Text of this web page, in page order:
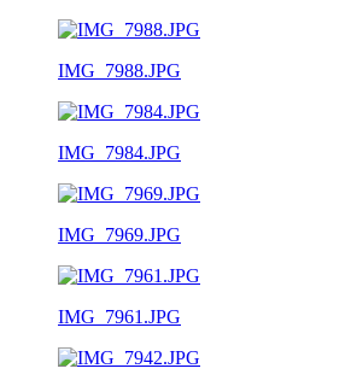
IMG_7988.JPG
IMG_7984.JPG
IMG_7969.JPG
IMG_7961.JPG